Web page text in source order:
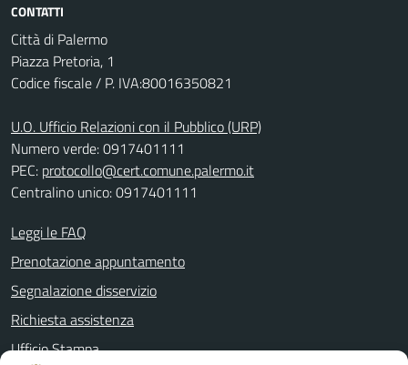
CONTATTI
Città di Palermo
Piazza Pretoria, 1
Codice fiscale / P. IVA:80016350821
U.O. Ufficio Relazioni con il Pubblico (URP)
Numero verde: 0917401111
PEC: protocollo@cert.comune.palermo.it
Centralino unico: 0917401111
Leggi le FAQ
Prenotazione appuntamento
Segnalazione disservizio
Richiesta assistenza
Ufficio Stampa